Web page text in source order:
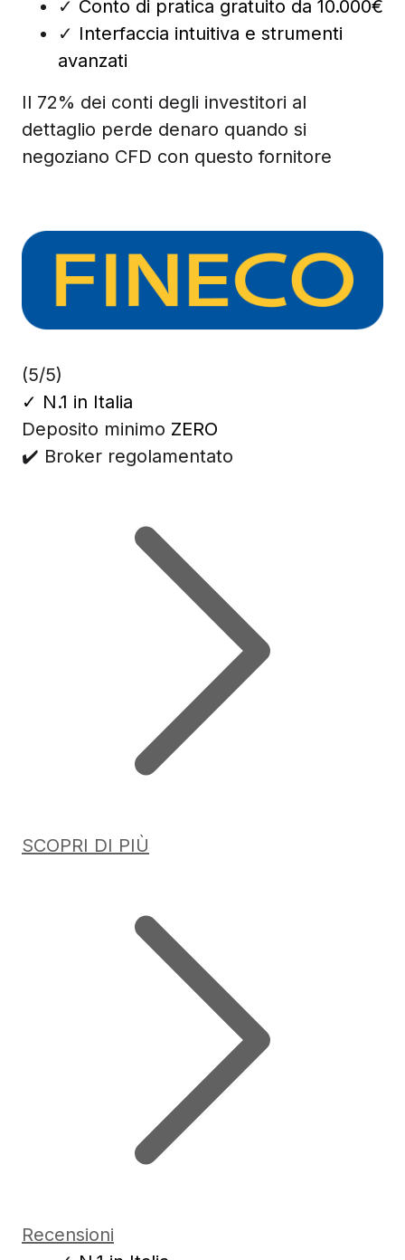
✓ Conto di pratica gratuito da 10.000€
✓ Interfaccia intuitiva e strumenti
avanzati
Il 72% dei conti degli investitori al
dettaglio perde denaro quando si
negoziano CFD con questo fornitore
(5/5)
✓ N.1 in Italia
Deposito minimo ZERO
✔️ Broker regolamentato
SCOPRI DI PIÙ
Recensioni